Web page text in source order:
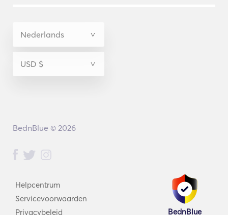
Helpcentrum
Servicevoorwaarden
Privacybeleid
BednBlue
BednBlue © 2026